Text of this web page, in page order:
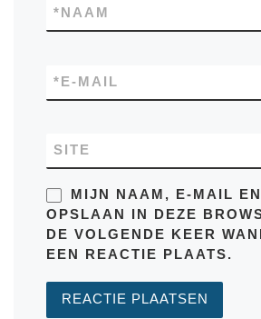
NAAM
*
E-MAIL
*
SITE
MIJN NAAM, E-MAIL
OPSLAAN IN DEZE
DE VOLGENDE KEER
EEN REACTIE PLAATS.